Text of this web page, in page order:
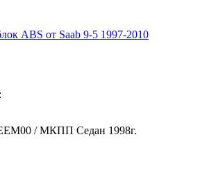
ABS от Saab 9-5 1997-2010
/ МКПП Седан 1998г.